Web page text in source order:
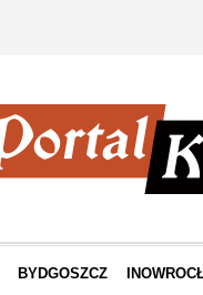
BYDGOSZCZ